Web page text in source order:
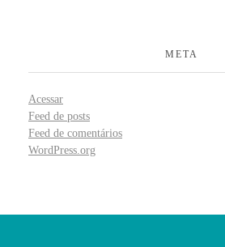
META
Acessar
Feed de posts
Feed de comentários
WordPress.org